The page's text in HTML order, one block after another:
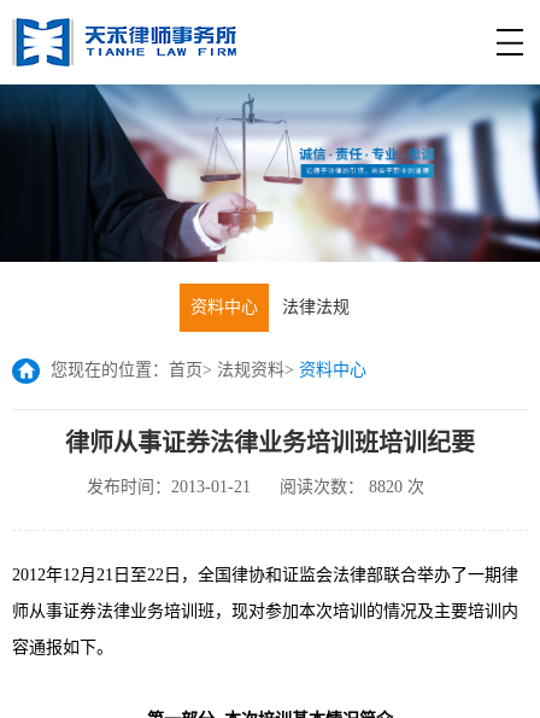
资料中心 法律法规
您现在的位置： 首页> 法规资料> 资料中心
律师从事证券法律业务培训班培训纪要
发布时间：2013-01-21 阅读次数： 8820 次
2012年12月21日至22日，全国律协和证监会法律部联合举办了一期律
师从事证券法律业务培训班，现对参加本次培训的情况及主要培训内
容通报如下。